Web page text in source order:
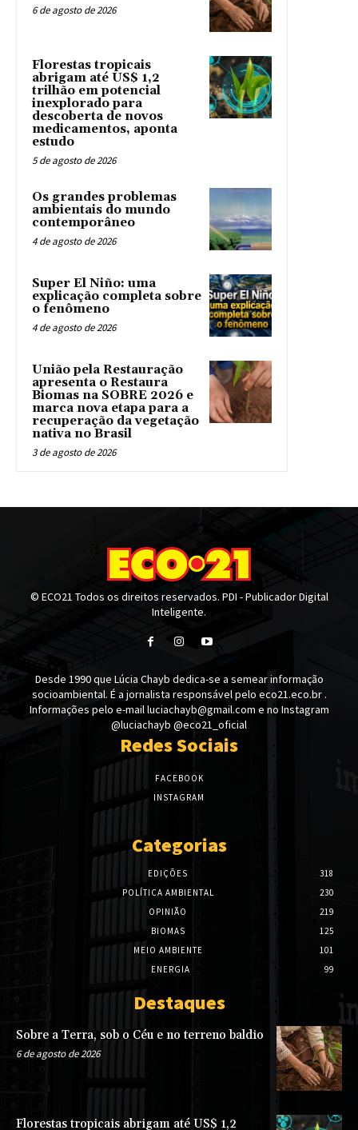
6 de agosto de 2026
Florestas tropicais
abrigam até US$ 1,2
trilhão em potencial
inexplorado para
descoberta de novos
medicamentos, aponta
estudo
5 de agosto de 2026
Os grandes problemas
ambientais do mundo
contemporâneo
4 de agosto de 2026
Super El Niño: uma
explicação completa sobre
o fenômeno
4 de agosto de 2026
União pela Restauração
apresenta o Restaura
Biomas na SOBRE 2026 e
marca nova etapa para a
recuperação da vegetação
nativa no Brasil
3 de agosto de 2026
© ECO21 Todos os direitos reservados. PDI - Publicador Digital
Inteligente.
Desde 1990 que Lúcia Chayb dedica-se a semear informação
socioambiental. É a jornalista responsável pelo eco21.eco.br .
Informações pelo e-mail luciachayb@gmail.com e no Instagram
@luciachayb @eco21_oficial
Redes Sociais
FACEBOOK
INSTAGRAM
Categorias
EDIÇÕES
318
POLÍTICA AMBIENTAL
230
OPINIÃO
219
BIOMAS
125
MEIO AMBIENTE
101
ENERGIA
99
Destaques
Sobre a Terra, sob o Céu e no terreno baldio
6 de agosto de 2026
Florestas tropicais abrigam até US$ 1,2